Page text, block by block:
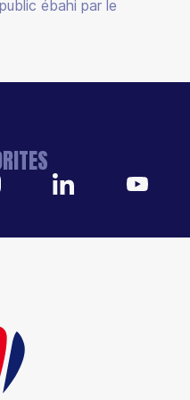
ébahi par le